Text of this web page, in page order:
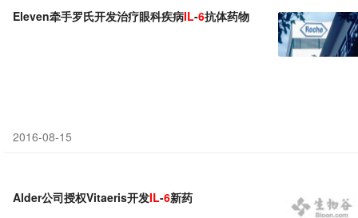
Eleven牵手罗氏开发治疗眼科疾病IL-6抗体药物
2016-08-15
Alder公司授权Vitaeris开发IL-6新药